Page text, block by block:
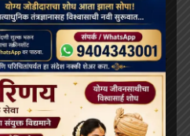
मूल्ये आणि आधुनिक विज्ञान महत्त्वाचे:
भिक्षूंच्या देखभाल त्यांना राजेशाही
भूमि पूजन संपन्न